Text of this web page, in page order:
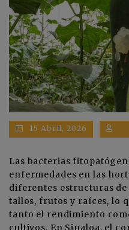
15 Abril, 2026
Las bacterias
enfermedades en las
diferentes estructuras de
tallos, frutos y raíces, lo
tanto el rendimiento
cultivos. En Sinaloa, el